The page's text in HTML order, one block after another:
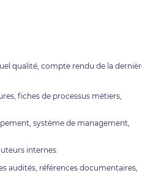
qualité, compte rendu de la
fiches de processus métiers,
système de management,
internes.
audités, références documentaires,